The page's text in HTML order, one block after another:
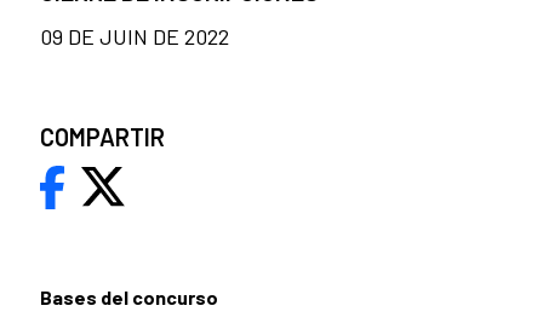
Bases del concurso
09 DE JUIN DE 2022
COMPARTIR